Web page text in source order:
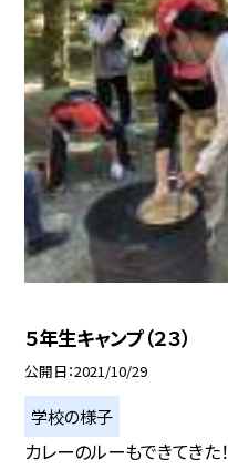
５年生キャンプ（２３）
公開日 2021/10/29
学校の様子
カレーのルーもできてきた！